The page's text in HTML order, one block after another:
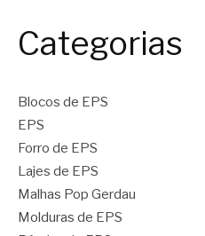
Categorias
Blocos de EPS
EPS
Forro de EPS
Lajes de EPS
Malhas Pop Gerdau
Molduras de EPS